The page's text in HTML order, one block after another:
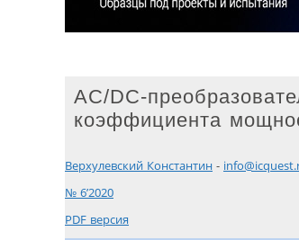
AC/DC-
коэффициента
Верхулевский Константин -
№ 6’2020
PDF версия